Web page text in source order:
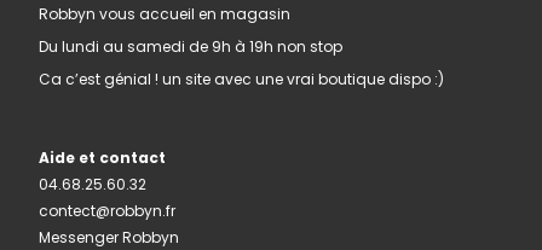
Robbyn vous accueil en magasin
Du lundi au samedi de 9h à 19h non stop
Ca c’est génial ! un site avec une vrai boutique dispo :)
Aide et contact
04.68.25.60.32
contect@robbyn.fr
Messenger Robbyn